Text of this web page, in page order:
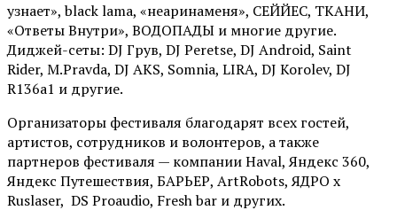
узнает», black lama, «неаринаменя», СЕЙЙЕС, ТКАНИ,
«Ответы Внутри», ВОДОПАДЫ и многие другие.
Диджей-сеты: DJ Грув, DJ Peretse, DJ Android, Saint
Rider, М.Pravda, DJ AKS, Somnia, LIRA, DJ Korolev, DJ
R136a1 и другие.
Организаторы фестиваля благодарят всех гостей,
артистов, сотрудников и волонтеров, а также
партнеров фестиваля — компании Haval, Яндекс 360,
Яндекс Путешествия, БАРЬЕР, ArtRobots, ЯДРО х
Ruslaser, DS Proaudio, Fresh bar и других.